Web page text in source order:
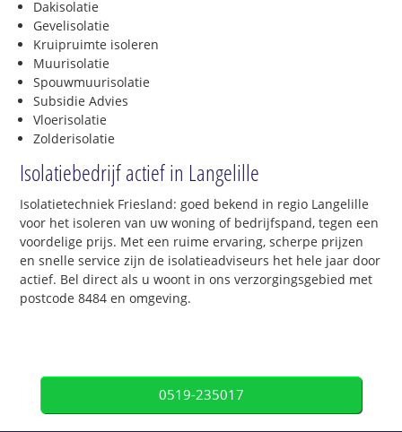
Dakisolatie
Gevelisolatie
Kruipruimte isoleren
Muurisolatie
Spouwmuurisolatie
Subsidie Advies
Vloerisolatie
Zolderisolatie
Isolatiebedrijf actief in Langelille
Isolatietechniek Friesland: goed bekend in regio Langelille
voor het isoleren van uw woning of bedrijfspand, tegen een
voordelige prijs. Met een ruime ervaring, scherpe prijzen
en snelle service zijn de isolatieadviseurs het hele jaar door
actief. Bel direct als u woont in ons verzorgingsgebied met
postcode 8484 en omgeving.
0519-235017